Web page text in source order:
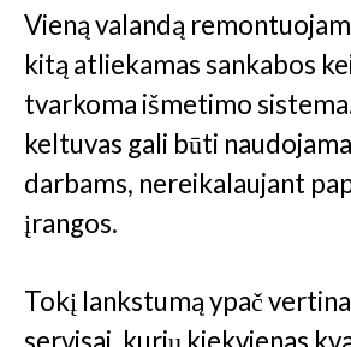
Vieną valandą
kitą atliekamas sankabos
tvarkoma išmetimo
keltuvas gali būti
darbams, nereikalaujant
įrangos.
Tokį lankstumą ypač
servisai, kurių kiekvienas